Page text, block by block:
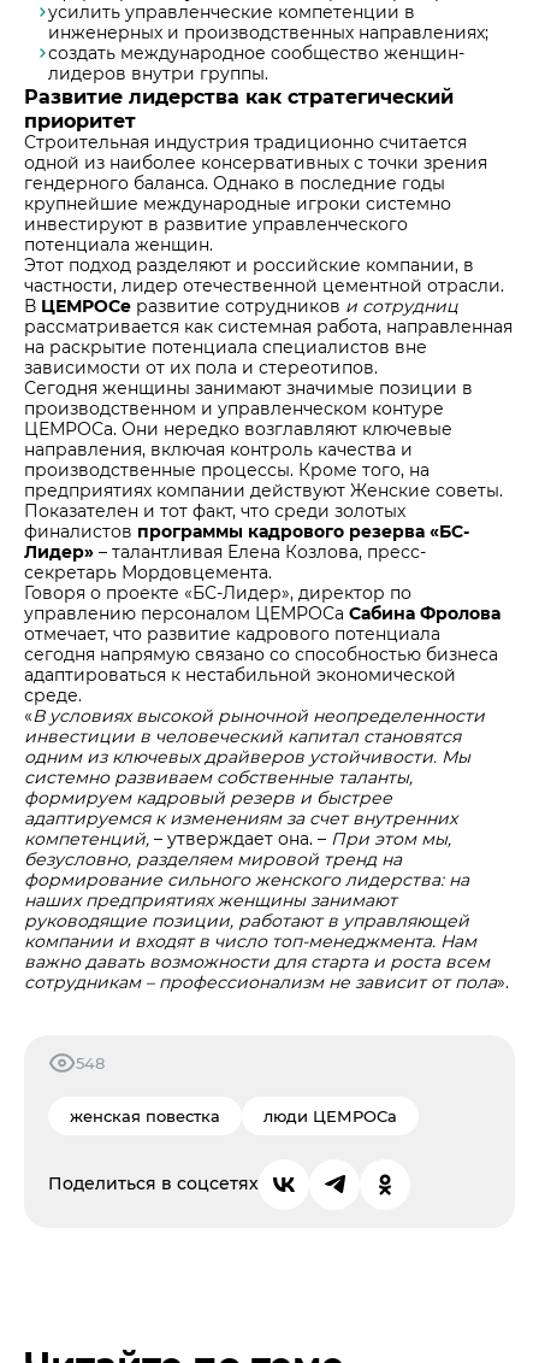
усилить управленческие компетенции в
инженерных и производственных направлениях;
создать международное сообщество женщин-
лидеров внутри группы.
Развитие лидерства как стратегический
приоритет
Строительная индустрия традиционно считается
одной из наиболее консервативных с точки зрения
гендерного баланса. Однако в последние годы
крупнейшие международные игроки системно
инвестируют в развитие управленческого
потенциала женщин.
Этот подход разделяют и российские компании, в
частности, лидер отечественной цементной отрасли.
В ЦЕМРОСе развитие сотрудников и сотрудниц
рассматривается как системная работа, направленная
на раскрытие потенциала специалистов вне
зависимости от их пола и стереотипов.
Сегодня женщины занимают значимые позиции в
производственном и управленческом контуре
ЦЕМРОСа. Они нередко возглавляют ключевые
направления, включая контроль качества и
производственные процессы. Кроме того, на
предприятиях компании действуют Женские советы.
Показателен и тот факт, что среди золотых
финалистов программы кадрового резерва «БС-
Лидер» – талантливая Елена Козлова, пресс-
секретарь Мордовцемента.
Говоря о проекте «БС-Лидер», директор по
управлению персоналом ЦЕМРОСа Сабина Фролова
отмечает, что развитие кадрового потенциала
сегодня напрямую связано со способностью бизнеса
адаптироваться к нестабильной экономической
среде.
«В условиях высокой рыночной неопределенности
инвестиции в человеческий капитал становятся
одним из ключевых драйверов устойчивости. Мы
системно развиваем собственные таланты,
формируем кадровый резерв и быстрее
адаптируемся к изменениям за счет внутренних
компетенций, – утверждает она. – При этом мы,
безусловно, разделяем мировой тренд на
формирование сильного женского лидерства: на
наших предприятиях женщины занимают
руководящие позиции, работают в управляющей
компании и входят в число топ-менеджмента. Нам
важно давать возможности для старта и роста всем
сотрудникам – профессионализм не зависит от пола».
548
женская повестка люди ЦЕМРОСа
Поделиться в соцсетях